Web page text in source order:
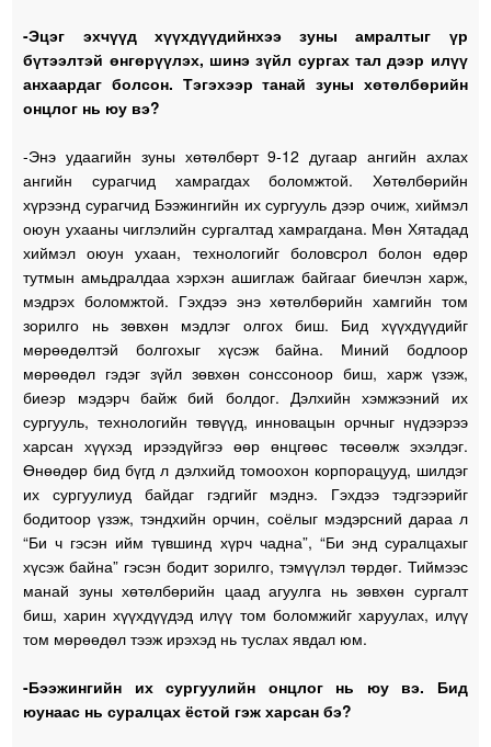
-Эцэг эхчүүд хүүхдүүдийнхээ зуны амралтыг үр
бүтээлтэй өнгөрүүлэх, шинэ зүйл сургах тал дээр илүү
анхаардаг болсон. Тэгэхээр танай зуны хөтөлбөрийн
онцлог нь юу вэ?
-Энэ удаагийн зуны хөтөлбөрт 9-12 дугаар ангийн ахлах
ангийн сурагчид хамрагдах боломжтой. Хөтөлбөрийн
хүрээнд сурагчид Бээжингийн их сургууль дээр очиж, хиймэл
оюун ухааны чиглэлийн сургалтад хамрагдана. Мөн Хятадад
хиймэл оюун ухаан, технологийг боловсрол болон өдөр
тутмын амьдралдаа хэрхэн ашиглаж байгааг биечлэн харж,
мэдрэх боломжтой. Гэхдээ энэ хөтөлбөрийн хамгийн том
зорилго нь зөвхөн мэдлэг олгох биш. Бид хүүхдүүдийг
мөрөөдөлтэй болгохыг хүсэж байна. Миний бодлоор
мөрөөдөл гэдэг зүйл зөвхөн сонссоноор биш, харж үзэж,
биеэр мэдэрч байж бий болдог. Дэлхийн хэмжээний их
сургууль, технологийн төвүүд, инновацын орчныг нүдээрээ
харсан хүүхэд ирээдүйгээ өөр өнцгөөс төсөөлж эхэлдэг.
Өнөөдөр бид бүгд л дэлхийд томоохон корпорацууд, шилдэг
их сургуулиуд байдаг гэдгийг мэднэ. Гэхдээ тэдгээрийг
бодитоор үзэж, тэндхийн орчин, соёлыг мэдэрсний дараа л
“Би ч гэсэн ийм түвшинд хүрч чадна”, “Би энд суралцахыг
хүсэж байна” гэсэн бодит зорилго, тэмүүлэл төрдөг. Тиймээс
манай зуны хөтөлбөрийн цаад агуулга нь зөвхөн сургалт
биш, харин хүүхдүүдэд илүү том боломжийг харуулах, илүү
том мөрөөдөл тээж ирэхэд нь туслах явдал юм.
-Бээжингийн их сургуулийн онцлог нь юу вэ. Бид
юунаас нь суралцах ёстой гэж харсан бэ?